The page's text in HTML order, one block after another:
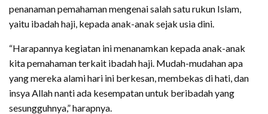
penanaman pemahaman mengenai salah satu rukun Islam,
yaitu ibadah haji, kepada anak-anak sejak usia dini.
“Harapannya kegiatan ini menanamkan kepada anak-anak
kita pemahaman terkait ibadah haji. Mudah-mudahan apa
yang mereka alami hari ini berkesan, membekas di hati, dan
insya Allah nanti ada kesempatan untuk beribadah yang
sesungguhnya,” harapnya.